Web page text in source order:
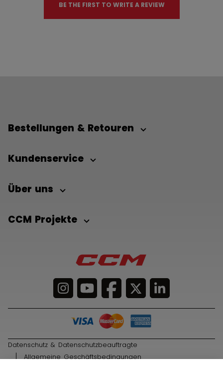
BE THE FIRST TO WRITE A REVIEW
Bestellungen & Retouren
Kundenservice
Über uns
CCM Projekte
Datenschutz & Datenschutzbeauftragte
Allgemeine Geschäftsbedingungen